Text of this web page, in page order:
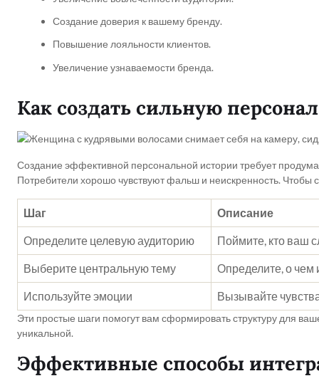
Создание доверия к вашему бренду.
Повышение лояльности клиентов.
Увеличение узнаваемости бренда.
Как создать сильную
Создание эффективной персональной истории требует
Потребители хорошо чувствуют фальш и неискренность.
Шаг Описание
Определите целевую аудиторию Поймите, кто ваш
Выберите центральную тему Определите, о чем
Используйте эмоции Вызывайте
Эти простые шаги помогут вам сформировать структуру для
уникальной.
Эффективные способы